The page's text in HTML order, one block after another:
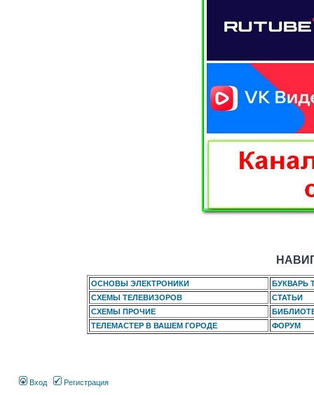
ОСНОВЫ ЭЛЕКТРОНИКИ
БУКВАРЬ
СХЕМЫ ТЕЛЕВИЗОРОВ
СТАТЬИ
СХЕМЫ ПРОЧИЕ
ТЕЛЕМАСТЕР В ВАШЕМ ГОРОДЕ
ФОРУМ
Вход Регистрация